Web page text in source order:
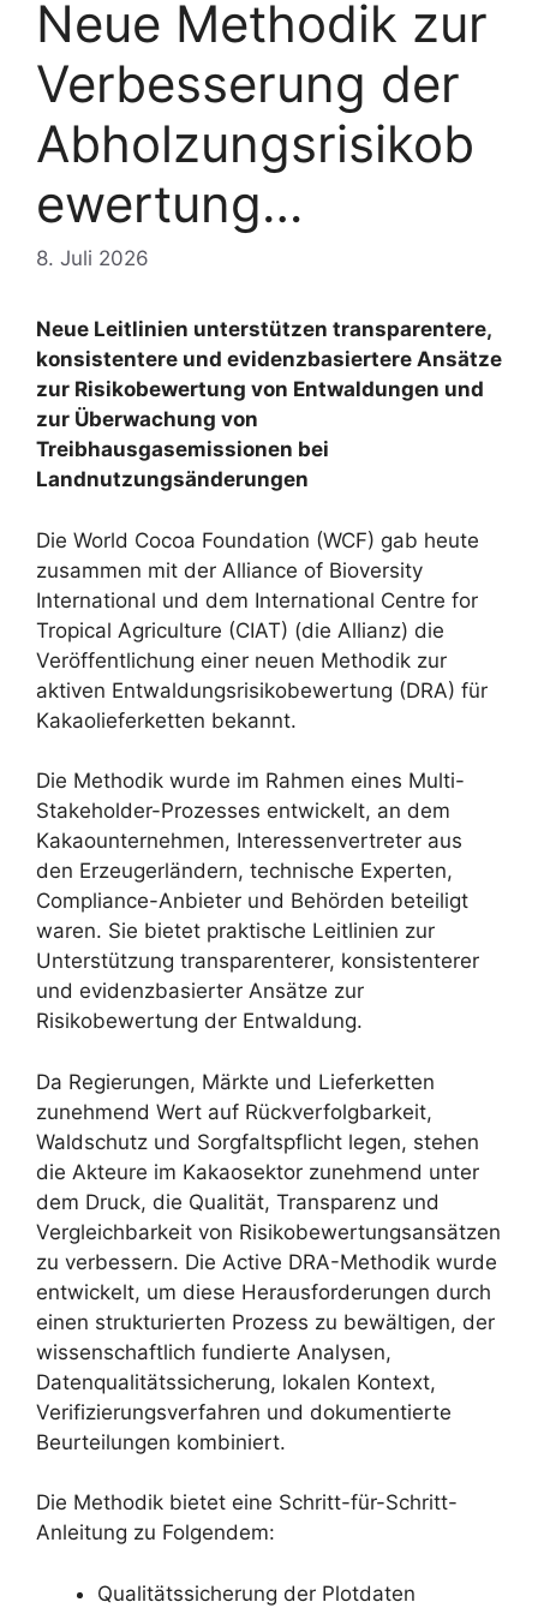
Neue Methodik zur
Verbesserung der
Abholzungsrisikob
ewertung…
8. Juli 2026
Neue Leitlinien unterstützen transparentere,
konsistentere und evidenzbasiertere Ansätze
zur Risikobewertung von Entwaldungen und
zur Überwachung von
Treibhausgasemissionen bei
Landnutzungsänderungen
Die World Cocoa Foundation (WCF) gab heute
zusammen mit der Alliance of Bioversity
International und dem International Centre for
Tropical Agriculture (CIAT) (die Allianz) die
Veröffentlichung einer neuen Methodik zur
aktiven Entwaldungsrisikobewertung (DRA) für
Kakaolieferketten bekannt.
Die Methodik wurde im Rahmen eines Multi-
Stakeholder-Prozesses entwickelt, an dem
Kakaounternehmen, Interessenvertreter aus
den Erzeugerländern, technische Experten,
Compliance-Anbieter und Behörden beteiligt
waren. Sie bietet praktische Leitlinien zur
Unterstützung transparenterer, konsistenterer
und evidenzbasierter Ansätze zur
Risikobewertung der Entwaldung.
Da Regierungen, Märkte und Lieferketten
zunehmend Wert auf Rückverfolgbarkeit,
Waldschutz und Sorgfaltspflicht legen, stehen
die Akteure im Kakaosektor zunehmend unter
dem Druck, die Qualität, Transparenz und
Vergleichbarkeit von Risikobewertungsansätzen
zu verbessern. Die Active DRA-Methodik wurde
entwickelt, um diese Herausforderungen durch
einen strukturierten Prozess zu bewältigen, der
wissenschaftlich fundierte Analysen,
Datenqualitätssicherung, lokalen Kontext,
Verifizierungsverfahren und dokumentierte
Beurteilungen kombiniert.
Die Methodik bietet eine Schritt-für-Schritt-
Anleitung zu Folgendem:
Qualitätssicherung der Plotdaten